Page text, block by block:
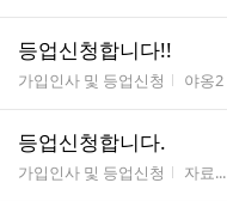
등업신청합니다!!
게시판명
가입인사 및 등업신청 작성자
야옹2
등업신청합니다.
게시판명
가입인사 및 등업신청 작성자
자료...